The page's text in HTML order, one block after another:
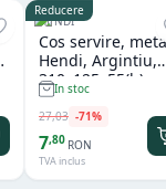
Reducere
HENDI
Cos servire,
Hendi, Argintiu,
In stoc
27,03 -71%
7,80 RON
TVA inclus